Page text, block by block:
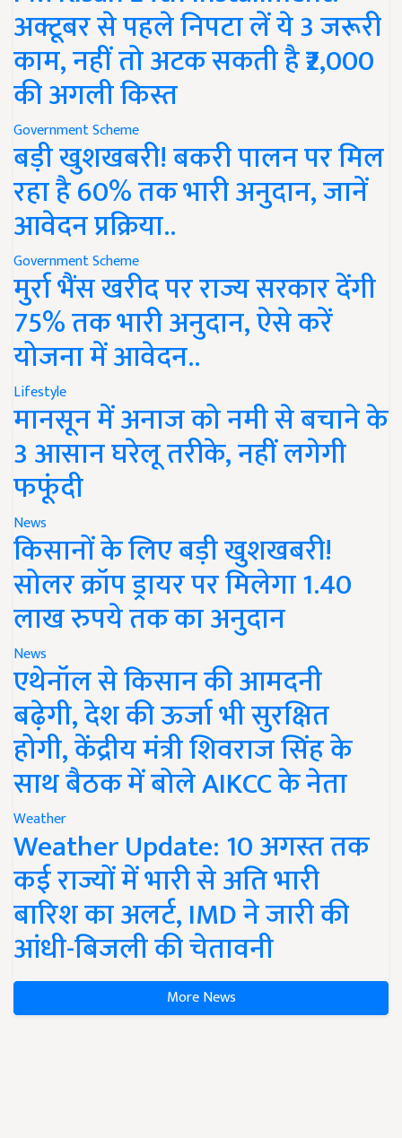
अक्टूबर से पहले निपटा लें ये 3 जरूरी
काम, नहीं तो अटक सकती है ₹2,000
की अगली किस्त
Government Scheme
बड़ी खुशखबरी! बकरी पालन पर मिल
रहा है 60% तक भारी अनुदान, जानें
आवेदन प्रक्रिया..
Government Scheme
मुर्रा भैंस खरीद पर राज्य सरकार देंगी
75% तक भारी अनुदान, ऐसे करें
योजना में आवेदन..
Lifestyle
मानसून में अनाज को नमी से बचाने के
3 आसान घरेलू तरीके, नहीं लगेगी
फफूंदी
News
किसानों के लिए बड़ी खुशखबरी!
सोलर क्रॉप ड्रायर पर मिलेगा 1.40
लाख रुपये तक का अनुदान
News
एथेनॉल से किसान की आमदनी
बढ़ेगी, देश की ऊर्जा भी सुरक्षित
होगी, केंद्रीय मंत्री शिवराज सिंह के
साथ बैठक में बोले AIKCC के नेता
Weather
Weather Update: 10 अगस्त तक
कई राज्यों में भारी से अति भारी
बारिश का अलर्ट, IMD ने जारी की
आंधी-बिजली की चेतावनी
More News